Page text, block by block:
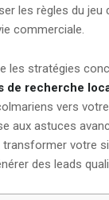
les règles du jeu
commerciale.
les stratégies
de recherche
vers
aux astuces
votre
des leads